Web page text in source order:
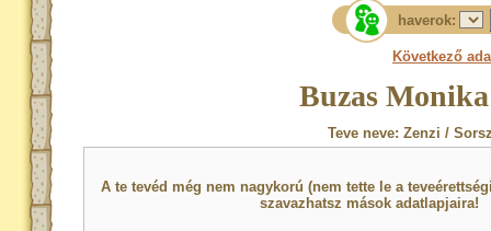
haverok:
Következő
Buzas
Teve neve: Zenzi /
A te tevéd még nem nagykorú (nem tette le a
szavazhatsz mások adatlapjaira!